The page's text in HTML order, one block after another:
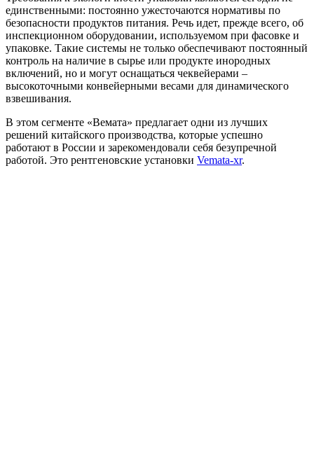
единственными: постоянно ужесточаются нормативы по
безопасности продуктов питания. Речь идет, прежде всего, об
инспекционном оборудовании, используемом при фасовке и
упаковке. Такие системы не только обеспечивают постоянный
контроль на наличие в сырье или продукте инородных
включений, но и могут оснащаться чеквейерами –
высокоточными конвейерными весами для динамического
взвешивания.
В этом сегменте «Вемата» предлагает одни из лучших
решений китайского производства, которые успешно
работают в России и зарекомендовали себя безупречной
работой. Это рентгеновские установки Vemata-xr.